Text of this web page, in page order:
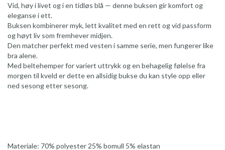
Vid, høy i livet og i en tidløs blå — denne buksen gir komfort og
eleganse i ett.
Buksen kombinerer myk, lett kvalitet med en rett og vid passform
og høyt liv som fremhever midjen.
Den matcher perfekt med vesten i samme serie, men fungerer like
bra alene.
Med beltehemper for variert uttrykk og en behagelig følelse fra
morgen til kveld er dette en allsidig bukse du kan style opp eller
ned sesong etter sesong.
Materiale: 70% polyester 25% bomull 5% elastan